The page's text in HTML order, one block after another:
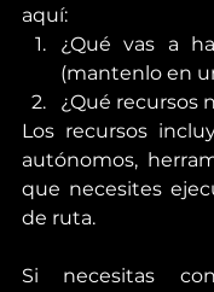
aquí:
¿Qué vas a
(mantenlo en
¿Qué recursos
Los recursos
autónomos,
que necesites
de ruta.
Si necesitas